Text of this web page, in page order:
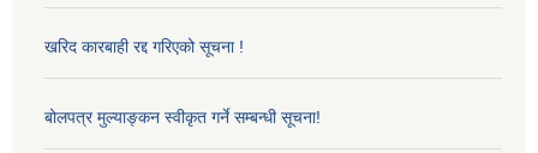
खरिद कारबाही रद्द गरिएको सूचना !
बोलपत्र मुल्याङ्कन स्वीकृत गर्ने सम्बन्धी सूचना!